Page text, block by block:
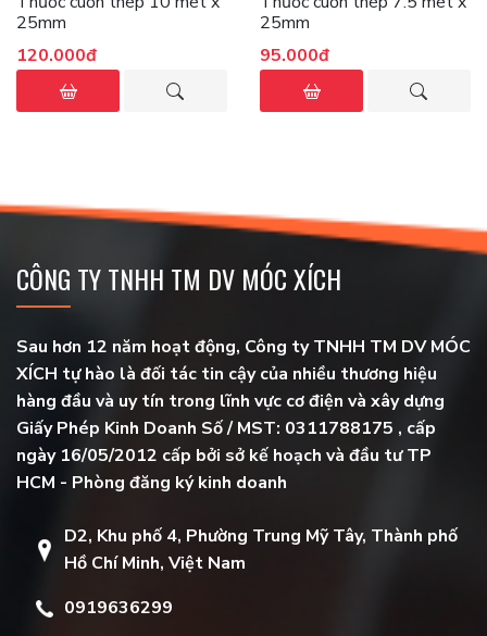
25mm
120.000đ
25mm
95.000đ
CÔNG TY TNHH TM DV MÓC XÍCH
Sau hơn 12 năm hoạt động, Công ty TNHH TM DV MÓC
XÍCH tự hào là đối tác tin cậy của nhiều thương hiệu
hàng đầu và uy tín trong lĩnh vực cơ điện và xây dựng
Giấy Phép Kinh Doanh Số / MST: 0311788175 , cấp
ngày 16/05/2012 cấp bởi sở kế hoạch và đầu tư TP
HCM - Phòng đăng ký kinh doanh
D2, Khu phố 4, Phường Trung Mỹ Tây, Thành phố
Hồ Chí Minh, Việt Nam
0919636299